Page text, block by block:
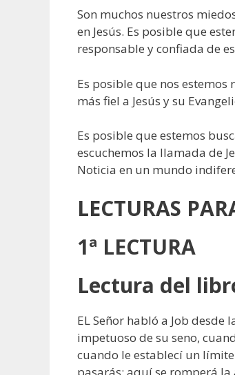
Son muchos nuestros
en Jesús. Es posible que
responsable y confiada de
Es posible que nos
más fiel a Jesús y su
Es posible que estemos
escuchemos la llamada de
Noticia en un mundo
LECTURAS
1ª LECTURA
Lectura del
EL Señor habló a Job
impetuoso de su seno,
cuando le establecí un
pasarás; aquí se romperá la